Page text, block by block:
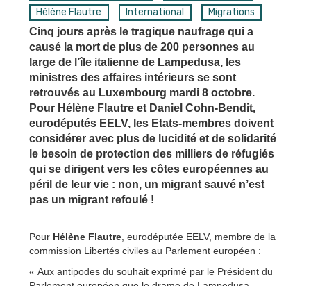
Hélène Flautre
International
Migrations
Cinq jours après le tragique naufrage qui a
causé la mort de plus de 200 personnes au
large de l’île italienne de Lampedusa, les
ministres des affaires intérieurs se sont
retrouvés au Luxembourg mardi 8 octobre.
Pour Hélène Flautre et Daniel Cohn-Bendit,
eurodéputés EELV, les Etats-membres doivent
considérer avec plus de lucidité et de solidarité
le besoin de protection des milliers de réfugiés
qui se dirigent vers les côtes européennes au
péril de leur vie : non, un migrant sauvé n’est
pas un migrant refoulé !
Pour Hélène Flautre , eurodéputée EELV, membre de la
commission Libertés civiles au Parlement européen :
« Aux antipodes du souhait exprimé par le Président du